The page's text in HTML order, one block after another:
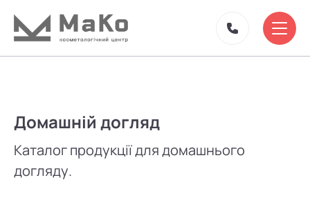
Домашній догляд
Каталог продукції для домашнього
догляду.